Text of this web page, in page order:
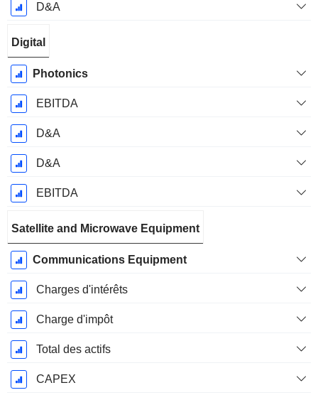
D&A
Digital
Photonics
EBITDA
D&A
D&A
EBITDA
Satellite and Microwave Equipment
Communications Equipment
Charges d'intérêts
Charge d'impôt
Total des actifs
CAPEX